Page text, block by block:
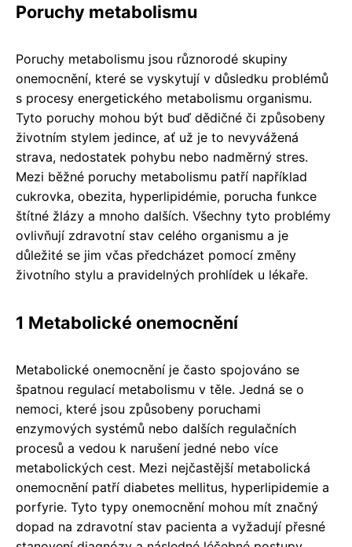
Poruchy metabolismu
Poruchy metabolismu jsou různorodé skupiny
onemocnění, které se vyskytují v důsledku problémů
s procesy energetického metabolismu organismu.
Tyto poruchy mohou být buď dědičné či způsobeny
životním stylem jedince, ať už je to nevyvážená
strava, nedostatek pohybu nebo nadměrný stres.
Mezi běžné poruchy metabolismu patří například
cukrovka, obezita, hyperlipidémie, porucha funkce
štítné žlázy a mnoho dalších. Všechny tyto problémy
ovlivňují zdravotní stav celého organismu a je
důležité se jim včas předcházet pomocí změny
životního stylu a pravidelných prohlídek u lékaře.
1 Metabolické onemocnění
Metabolické onemocnění je často spojováno se
špatnou regulací metabolismu v těle. Jedná se o
nemoci, které jsou způsobeny poruchami
enzymových systémů nebo dalších regulačních
procesů a vedou k narušení jedné nebo více
metabolických cest. Mezi nejčastější metabolická
onemocnění patří diabetes mellitus, hyperlipidemie a
porfyrie. Tyto typy onemocnění mohou mít značný
dopad na zdravotní stav pacienta a vyžadují přesné